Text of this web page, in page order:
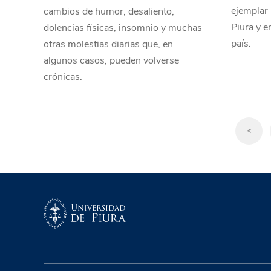
cambios de humor, desaliento,
dolencias físicas, insomnio y muchas
otras molestias diarias que, en
algunos casos, pueden volverse
crónicas.
ejemplar
Piura y
país.
<